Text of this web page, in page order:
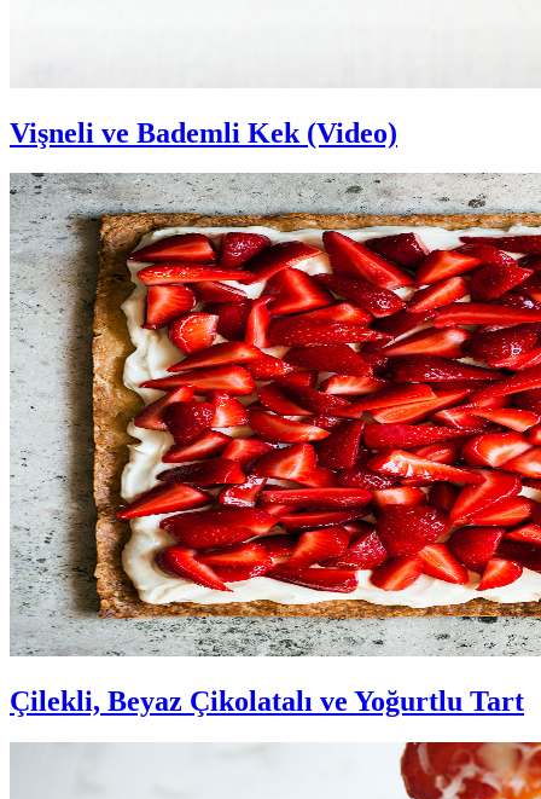
Vişneli ve Bademli Kek (Video)
Çilekli, Beyaz Çikolatalı ve Yoğurtlu Tart